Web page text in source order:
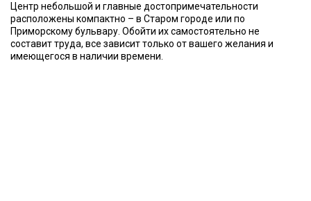
Центр небольшой и главные достопримечательности
расположены компактно – в Старом городе или по
Приморскому бульвару. Обойти их самостоятельно не
составит труда, все зависит только от вашего желания и
имеющегося в наличии времени.